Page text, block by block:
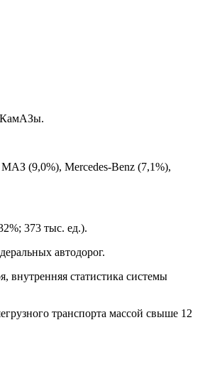
КамАЗы.
(9,0%), Mercedes-Benz (7,1%),
373 тыс. ед.).
автодорог.
внутренняя статистика системы
транспорта массой свыше 12